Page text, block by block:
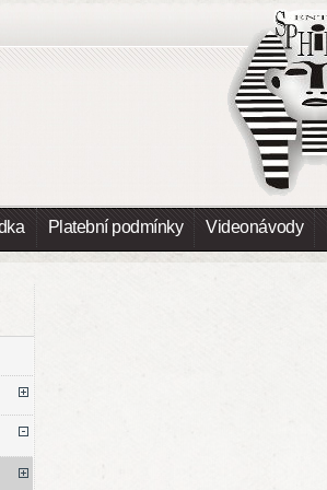
Platební podmínky Videonávody